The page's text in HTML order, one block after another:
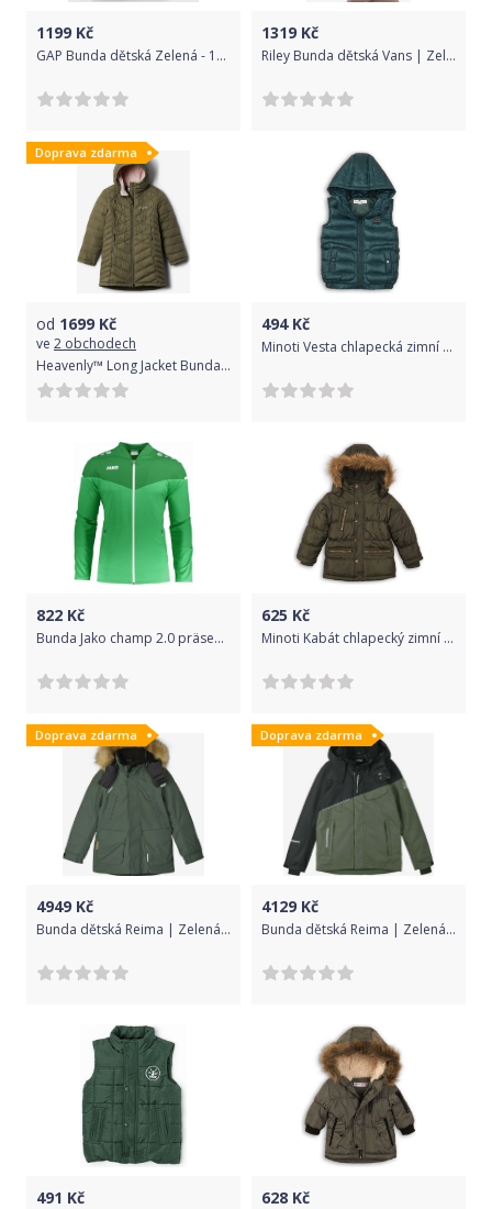
1199 Kč
GAP Bunda dětská Zelená - 158
1319 Kč
Riley Bunda dětská Vans | Zelená | Chlapecké | XL
Doprava zdarma
od 1699 Kč
ve 2 obchodech
Heavenly™ Long Jacket Bunda dětská Columbia | Zelená | Dívčí | S
494Kč
Minoti Vesta chlapecká zimní Puffa, Minoti, EXPO 6, zelená
822 Kč
Bunda Jako champ 2.0 präsentations kids 9820k-022 Velikost 128
625 Kč
Minoti Kabát chlapecký zimní prošívaný, Minoti, MONO 3, khaki - 122/128
Doprava zdarma
4949 Kč
Bunda dětská Reima | Zelená | Chlapecké | 140
Doprava zdarma
4129 Kč
Bunda dětská Reima | Zelená | Chlapecké | 164
491 Kč 628 Kč